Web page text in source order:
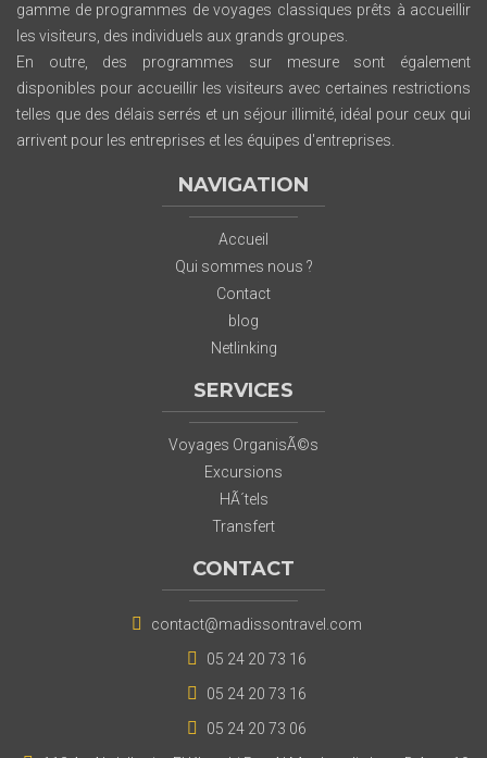
gamme de programmes de voyages classiques prêts à accueillir
les visiteurs, des individuels aux grands groupes.
En outre, des programmes sur mesure sont également
disponibles pour accueillir les visiteurs avec certaines restrictions
telles que des délais serrés et un séjour illimité, idéal pour ceux qui
arrivent pour les entreprises et les équipes d'entreprises.
NAVIGATION
Accueil
Qui sommes nous ?
Contact
blog
Netlinking
SERVICES
Voyages OrganisÃ©s
Excursions
HÃ´tels
Transfert
CONTACT
contact@madissontravel.com
05 24 20 73 16
05 24 20 73 16
05 24 20 73 06